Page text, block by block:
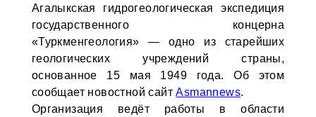
Агалыкская гидрогеологическая экспедиция
государственного концерна
«Туркменгеология» — одно из старейших
геологических учреждений страны,
основанное 15 мая 1949 года. Об этом
сообщает новостной сайтAsmannews.
Организация ведёт работы в области